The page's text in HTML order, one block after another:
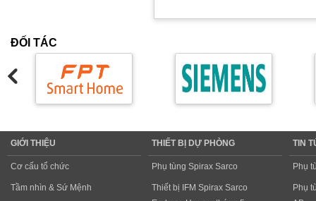
ĐỐI TÁC
GIỚI THIỆU
Cơ cấu tổ chức
Tầm nhìn & Sứ Mệnh
THIẾT BỊ DỰ PHÒNG
Phụ tùng Spirax Sarco
Thiết bị IFM Spirax Sarco
TIN
Phụ
Phụ